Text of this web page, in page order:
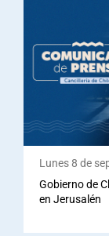
Lunes 8 de
Gobierno de
en Jerusalén